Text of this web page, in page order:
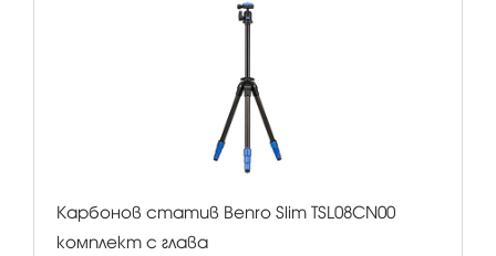
Карбонов статив Benro Slim TSL08CN00
комплект с глава